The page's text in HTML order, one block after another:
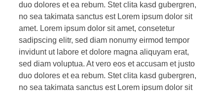
duo dolores et ea rebum. Stet clita kasd gubergren,
no sea takimata sanctus est Lorem ipsum dolor sit
amet. Lorem ipsum dolor sit amet, consetetur
sadipscing elitr, sed diam nonumy eirmod tempor
invidunt ut labore et dolore magna aliquyam erat,
sed diam voluptua. At vero eos et accusam et justo
duo dolores et ea rebum. Stet clita kasd gubergren,
no sea takimata sanctus est Lorem ipsum dolor sit